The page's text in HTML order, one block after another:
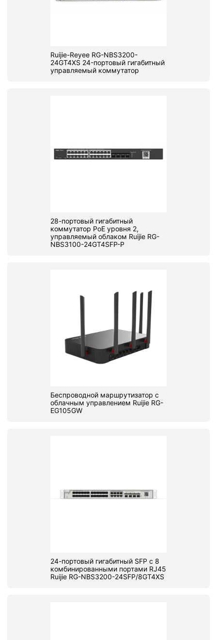
Ruijie-Reyee RG-NBS3200-
24GT4XS 24-портовый гигабитный
управляемый коммутатор
28-портовый гигабитный
коммутатор PoE уровня 2,
управляемый облаком Ruijie RG-
NBS3100-24GT4SFP-P
Беспроводной маршрутизатор с
облачным управлением Ruijie RG-
EG105GW
24-портовый гигабитный SFP с 8
комбинированными портами RJ45
Ruijie RG-NBS3200-24SFP/8GT4XS